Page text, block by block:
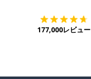
177,000レビュー